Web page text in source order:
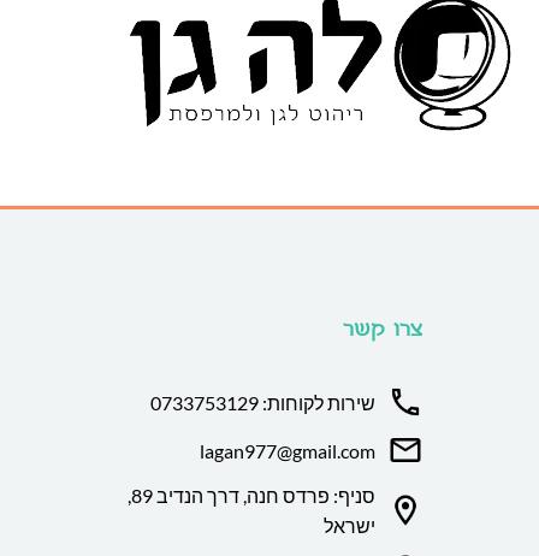
צרו קשר
שירות לקוחות: 0733753129
lagan977@gmail.com
סניף: פרדס חנה, דרך הנדיב 89,
ישראל